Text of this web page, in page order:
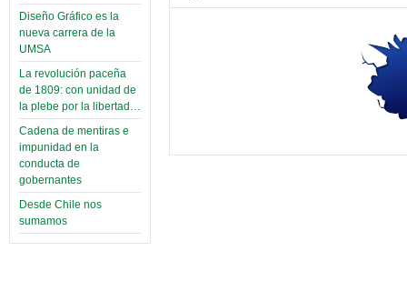
Diseño Gráfico es la
nueva carrera de la
UMSA
La revolución paceña
de 1809: con unidad de
la plebe por la libertad…
Cadena de mentiras e
impunidad en la
conducta de
gobernantes
Desde Chile nos
sumamos